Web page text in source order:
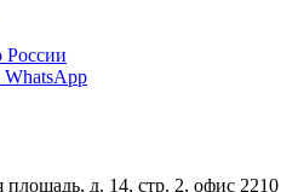
России
WhatsApp
площадь, д. 14, стр. 2, офис 2210